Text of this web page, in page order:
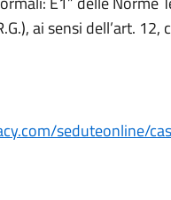
ai sensi dell’art.
seduteonline/